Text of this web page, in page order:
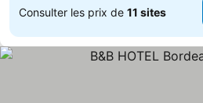
Consulter les prix de 11 sites